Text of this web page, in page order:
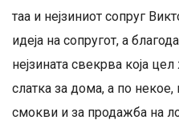
таа и нејзиниот сопруг
идеја на сопругот, а
нејзината свекрва која
слатка за дома, а по
смокви и за продажба на